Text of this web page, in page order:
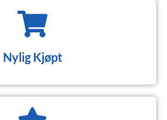
Nylig Kjøpt